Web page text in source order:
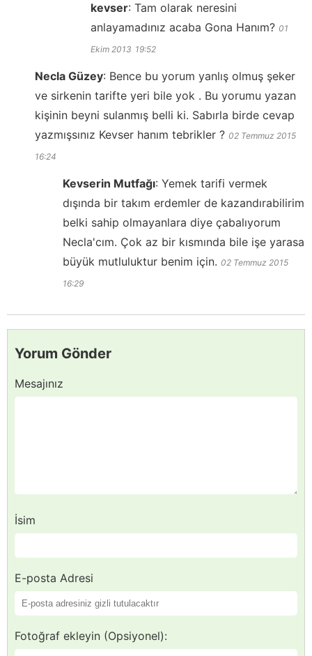
kevser: Tam olarak neresini
anlayamadınız acaba Gona Hanım? 01
Ekim 2013 19:52
Necla Güzey: Bence bu yorum yanlış olmuş şeker
ve sirkenin tarifte yeri bile yok . Bu yorumu yazan
kişinin beyni sulanmış belli ki. Sabırla birde cevap
yazmışsınız Kevser hanım tebrikler ? 02 Temmuz 2015
16:24
Kevserin Mutfağı: Yemek tarifi vermek
dışında bir takım erdemler de kazandırabilirim
belki sahip olmayanlara diye çabalıyorum
Necla'cım. Çok az bir kısmında bile işe yarasa
büyük mutluluktur benim için. 02 Temmuz 2015
16:29
Yorum Gönder
Mesajınız
İsim
E-posta Adresi
Fotoğraf ekleyin (Opsiyonel):